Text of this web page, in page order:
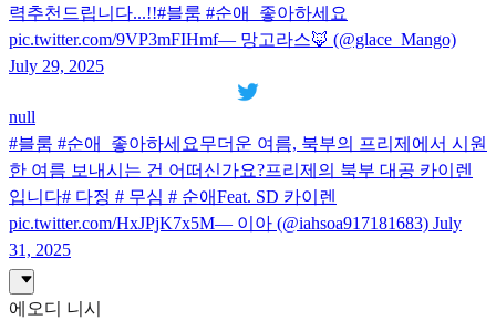
력추천드립니다...!!#블룸 #순애_좋아하세요
pic.twitter.com/9VP3mFIHmf— 망고라스🦊 (@glace_Mango)
July 29, 2025
null
#블룸 #순애_좋아하세요무더운 여름, 북부의 프리제에서 시원
한 여름 보내시는 건 어떠신가요?프리제의 북부 대공 카이렌
입니다# 다정 # 무심 # 순애Feat. SD 카이렌
pic.twitter.com/HxJPjK7x5M— 이아 (@iahsoa917181683) July
31, 2025
에오디 니시